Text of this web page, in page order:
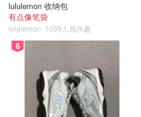
lululemon 收纳包
有点像笔袋
lululemon 1059人感兴趣
6